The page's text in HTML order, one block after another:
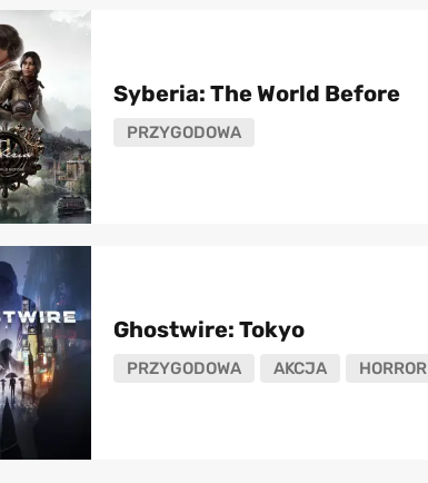
Syberia: The World Before
PRZYGODOWA
Ghostwire: Tokyo
PRZYGODOWA AKCJA HORROR